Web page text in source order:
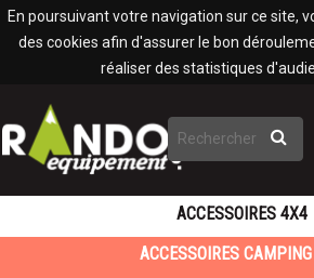
En poursuivant votre navigation sur ce site,
des cookies afin d'assurer le bon
réaliser des statistiques
ACCESSOIRES 4X4
ACCESSOIRES
Panneau de gestion des cookies